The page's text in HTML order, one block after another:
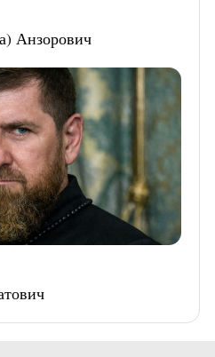
Анзорович